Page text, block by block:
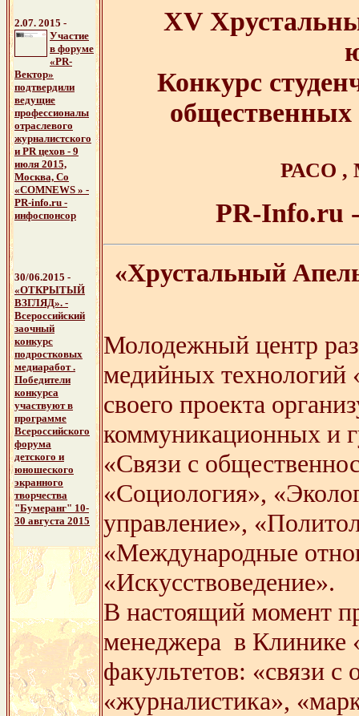
2.07. 2015 -
Участие
в форуме
«PR-
Вектор»
подтвердили
ведущие
профессионалы
отраслевого
журналистского
и PR цехов - 9
июля 2015,
Москва, Со
«COMNEWS » -
PR-info.ru -
инфоспонсор
30/06.2015 -
«ОТКРЫТЫЙ
ВЗГЛЯД». -
Всероссийский
заочный
конкурс
подростковых
медиаработ .
Победители
конкурса
участвуют в
программе
Всероссийского
форума
детского и
юношеского
экранного
творчества
"Бумеранг" 10-
30 августа 2015
XV
Конкурс
общественных
РАСО
PR-Info.ru
«Хрустальный
Молодежный центр
медийных технологий
своего проекта
коммуникационных и
«Связи с
«Социология»,
управление»,
«Международные
«Искусствоведение».
В настоящий момент
менеджера в Клинике
факультетов: «связи
«журналистика»,